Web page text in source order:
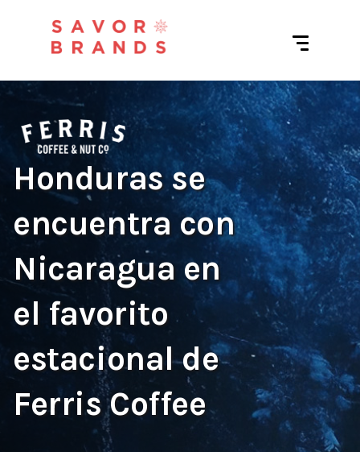
Honduras se
encuentra con
Nicaragua en
el favorito
estacional de
Ferris Coffee